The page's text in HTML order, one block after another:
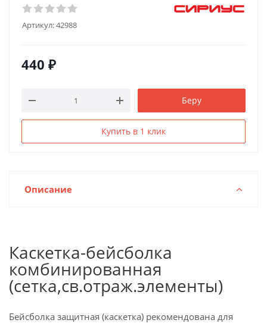
Артикул:42988
440 ₽
Беру
Купить в 1 клик
Описание
Каскетка-бейсболка
комбинированная
(сетка,св.отраж.элементы)
Бейсболка защитная (каскетка) рекомендована для